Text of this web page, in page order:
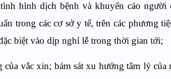
hình dịch bệnh và khuyến cáo người
trong các cơ sở y tế, trên các phương
biệt vào dịp nghỉ lễ trong thời gian tới;
vắc xin; bám sát xu hướng tâm lý của